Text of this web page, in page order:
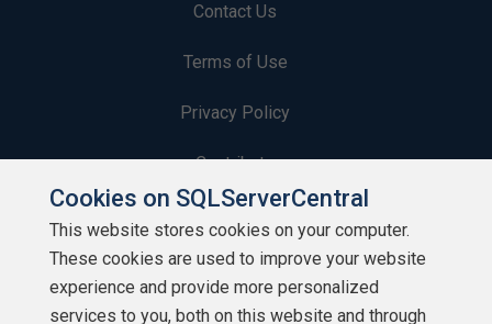
Contact Us
Terms of Use
Privacy Policy
Contribute
Contributors
Authors
Newsletters
Cookies on SQLServerCentral
This website stores cookies on your computer.
These cookies are used to improve your website
experience and provide more personalized
services to you, both on this website and through